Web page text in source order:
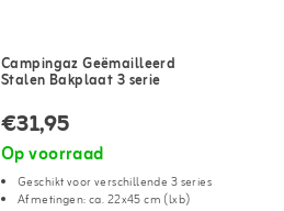
Campingaz Geëmailleerd
Stalen Bakplaat 3 serie
€31,95
Op voorraad
Geschikt voor verschillende 3 series
Afmetingen: ca. 22x45 cm (lxb)